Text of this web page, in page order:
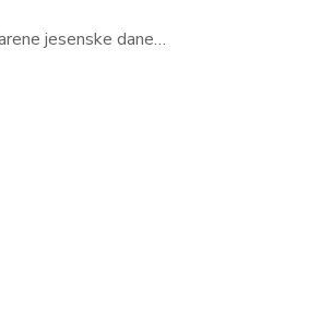
jesenske dane…